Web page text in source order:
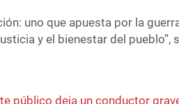
uno que apuesta por la
y el bienestar del pueblo”,
público deja un conductor